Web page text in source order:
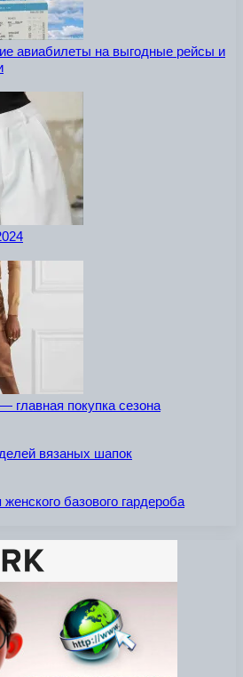
авиабилеты на выгодные рейсы и
главная покупка сезона
вязаных шапок
базового гардероба